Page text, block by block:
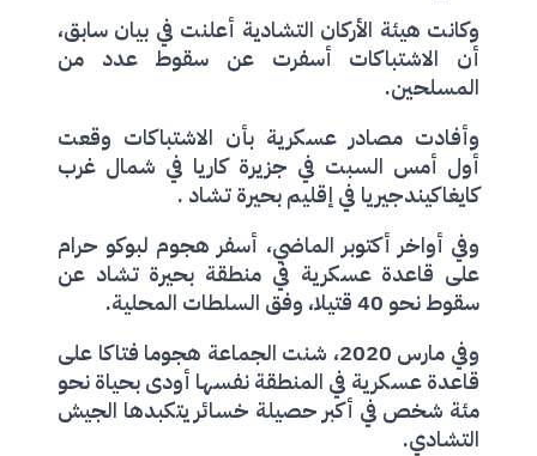
وكانت هيئة الأركان التشادية أعلنت في بيان سابق،
أن الاشتباكات أسفرت عن سقوط عدد من
المسلحين.
وأفادت مصادر عسكرية بأن الاشتباكات وقعت
أول أمس السبت في جزيرة كاريا في شمال غرب
كايغاكيندجيريا في إقليم بحيرة تشاد .
وفي أواخر أكتوبر الماضي، أسفر هجوم لبوكو حرام
على قاعدة عسكرية في منطقة بحيرة تشاد عن
سقوط نحو 40 قتيلا، وفق السلطات المحلية.
وفي مارس 2020، شنت الجماعة هجوما فتاكا على
قاعدة عسكرية في المنطقة نفسها أودى بحياة نحو
مئة شخص في أكبر حصيلة خسائر يتكبدها الجيش
التشادي.